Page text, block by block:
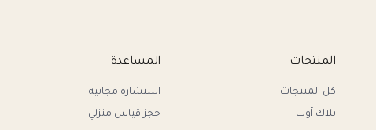
المنتجات
كل المنتجات
بلاك آوت
المساعدة
استشارة مجانية
حجز قياس منزلي